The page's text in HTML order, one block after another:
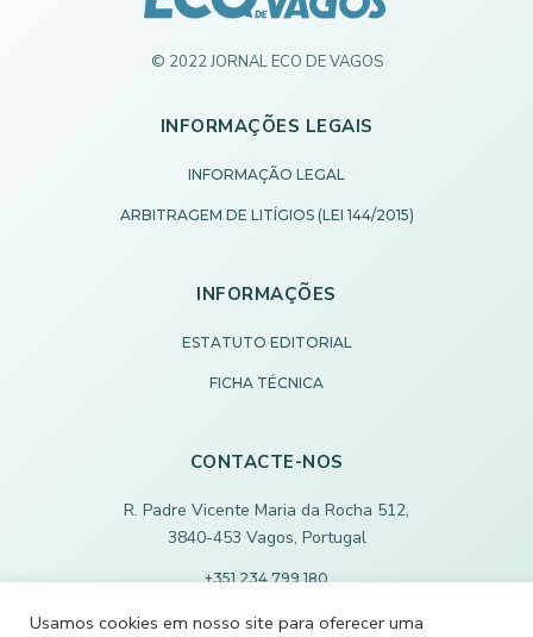
© 2022 JORNAL ECO DE VAGOS
INFORMAÇÕES LEGAIS
INFORMAÇÃO LEGAL
ARBITRAGEM DE LITÍGIOS (LEI 144/2015)
INFORMAÇÕES
ESTATUTO EDITORIAL
FICHA TÉCNICA
CONTACTE-NOS
R. Padre Vicente Maria da Rocha 512,
3840-453 Vagos, Portugal
+351 234 799 180
Usamos cookies em nosso site para oferecer uma